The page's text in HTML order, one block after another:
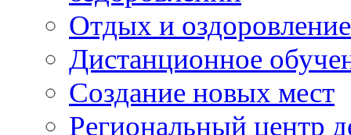
Отдых и
Дистанционное
Создание новых мест
Региональный центр